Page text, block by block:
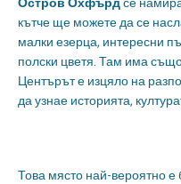
Остров Охфърдсе
кътче ще можете да се
малки езерца, интересни
полски цветя. Там има също
Центърът е изцяло на
да узнае историята,
Това място най-вероятно е